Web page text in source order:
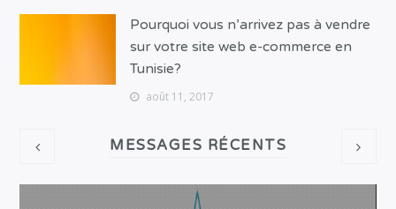
Pourquoi vous n’arrivez pas à vendre
sur votre site web e-commerce en
Tunisie?
août 11, 2017
MESSAGES RÉCENTS